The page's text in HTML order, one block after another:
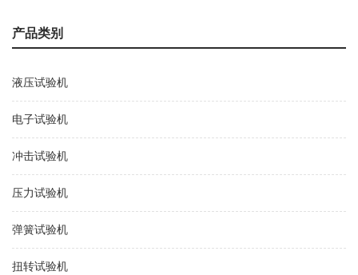
产品类别
液压试验机
电子试验机
冲击试验机
压力试验机
弹簧试验机
扭转试验机